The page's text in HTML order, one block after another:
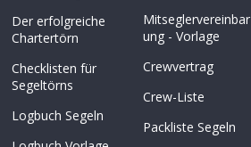
Der erfolgreiche
Chartertörn
Checklisten für
Segeltörns
Logbuch Segeln
Mitseglervereinbar
ung - Vorlage
Crewvertrag
Crew-Liste
Packliste Segeln